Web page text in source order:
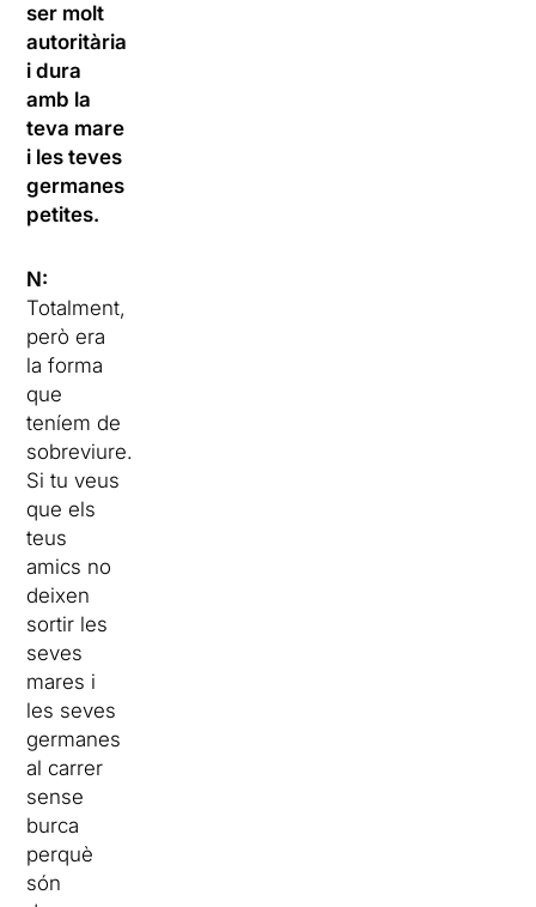
ser molt
autoritària
i dura
amb la
teva mare
i les teves
germanes
petites.
N:
Totalment,
però era
la forma
que
teníem de
sobreviure.
Si tu veus
que els
teus
amics no
deixen
sortir les
seves
mares i
les seves
germanes
al carrer
sense
burca
perquè
són